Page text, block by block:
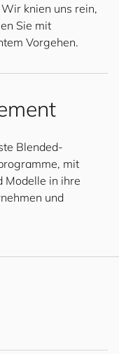
knien uns rein,
Sie mit
Vorgehen.
Blended-
mit
Modelle in ihre
und